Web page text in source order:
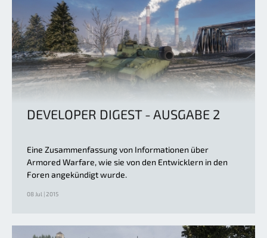
DEVELOPER DIGEST - AUSGABE 2
Eine Zusammenfassung von Informationen über
Armored Warfare, wie sie von den Entwicklern in den
Foren angekündigt wurde.
08 Jul | 2015